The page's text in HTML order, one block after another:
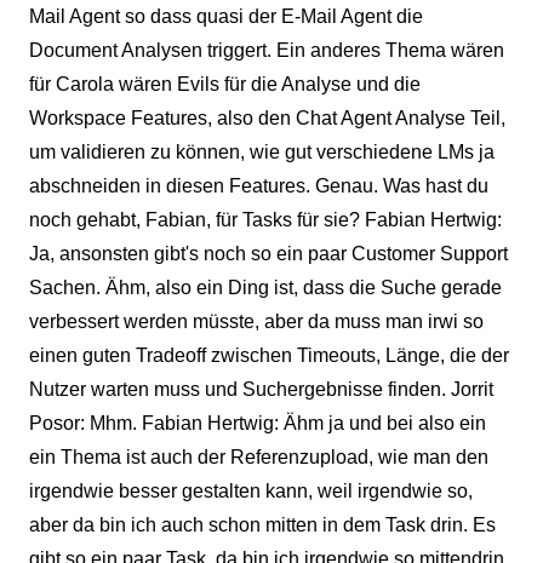
Mail Agent so dass quasi der E-Mail Agent die
Document Analysen triggert. Ein anderes Thema wären
für Carola wären Evils für die Analyse und die
Workspace Features, also den Chat Agent Analyse Teil,
um validieren zu können, wie gut verschiedene LMs ja
abschneiden in diesen Features. Genau. Was hast du
noch gehabt, Fabian, für Tasks für sie? Fabian Hertwig:
Ja, ansonsten gibt's noch so ein paar Customer Support
Sachen. Ähm, also ein Ding ist, dass die Suche gerade
verbessert werden müsste, aber da muss man irwi so
einen guten Tradeoff zwischen Timeouts, Länge, die der
Nutzer warten muss und Suchergebnisse finden. Jorrit
Posor: Mhm. Fabian Hertwig: Ähm ja und bei also ein
ein Thema ist auch der Referenzupload, wie man den
irgendwie besser gestalten kann, weil irgendwie so,
aber da bin ich auch schon mitten in dem Task drin. Es
gibt so ein paar Task, da bin ich irgendwie so mittendrin.